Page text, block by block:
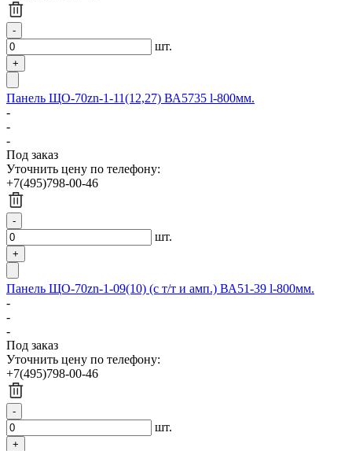
шт.
Панель ЩО-70zn-1-11(12,27) ВА5735 l-800мм.
-
-
-
Под заказ
Уточнить цену по телефону:
+7(495)798-00-46
шт.
Панель ЩО-70zn-1-09(10) (с т/т и амп.) ВА51-39 l-800мм.
-
-
-
Под заказ
Уточнить цену по телефону:
+7(495)798-00-46
шт.